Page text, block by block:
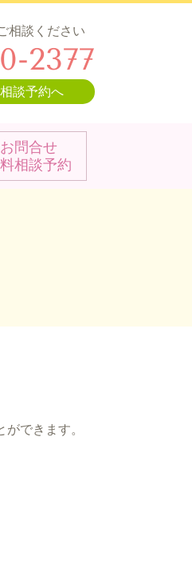
相談ください
2377
談予約へ
お問合せ
相談予約
できます。